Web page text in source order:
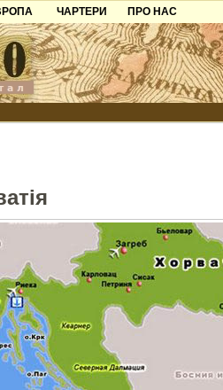
ЧАРТЕРИ
ПРО НАС
Контакти
Партнерам
Додати готель